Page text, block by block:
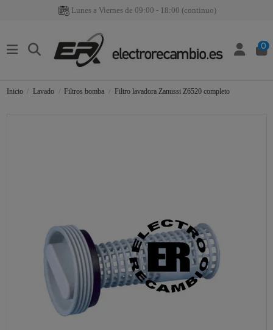
Lunes a Viernes de 09:00 - 18:00 (continuo)
0
Inicio Lavado Filtros bomba Filtro lavadora Zanussi Z6520 completo